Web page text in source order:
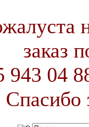
заказ
943 04
Спасибо